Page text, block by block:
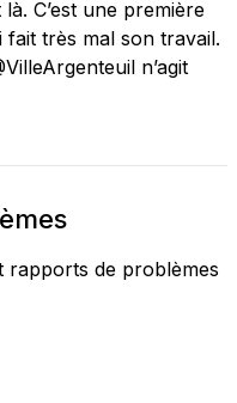
C’est une première
fait très mal son travail.
n’agit
rapports de problèmes